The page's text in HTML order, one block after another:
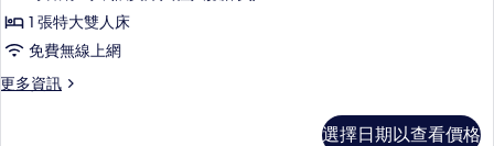
Parking-
Short
Stay
1 張特大雙人床
免費無線上網
更多資訊
更
選擇日期以查看價格